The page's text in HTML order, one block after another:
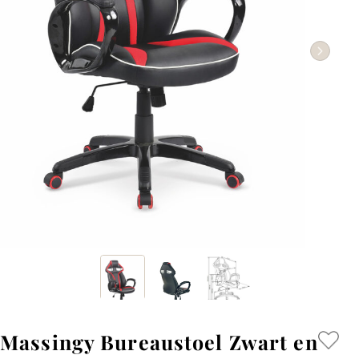
Massingy Bureaustoel Zwart en